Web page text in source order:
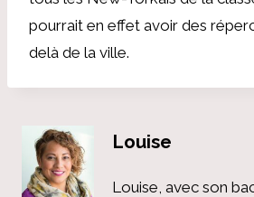
pourrait en effet avoir des
delà de la ville.
Louise
Louise, avec son